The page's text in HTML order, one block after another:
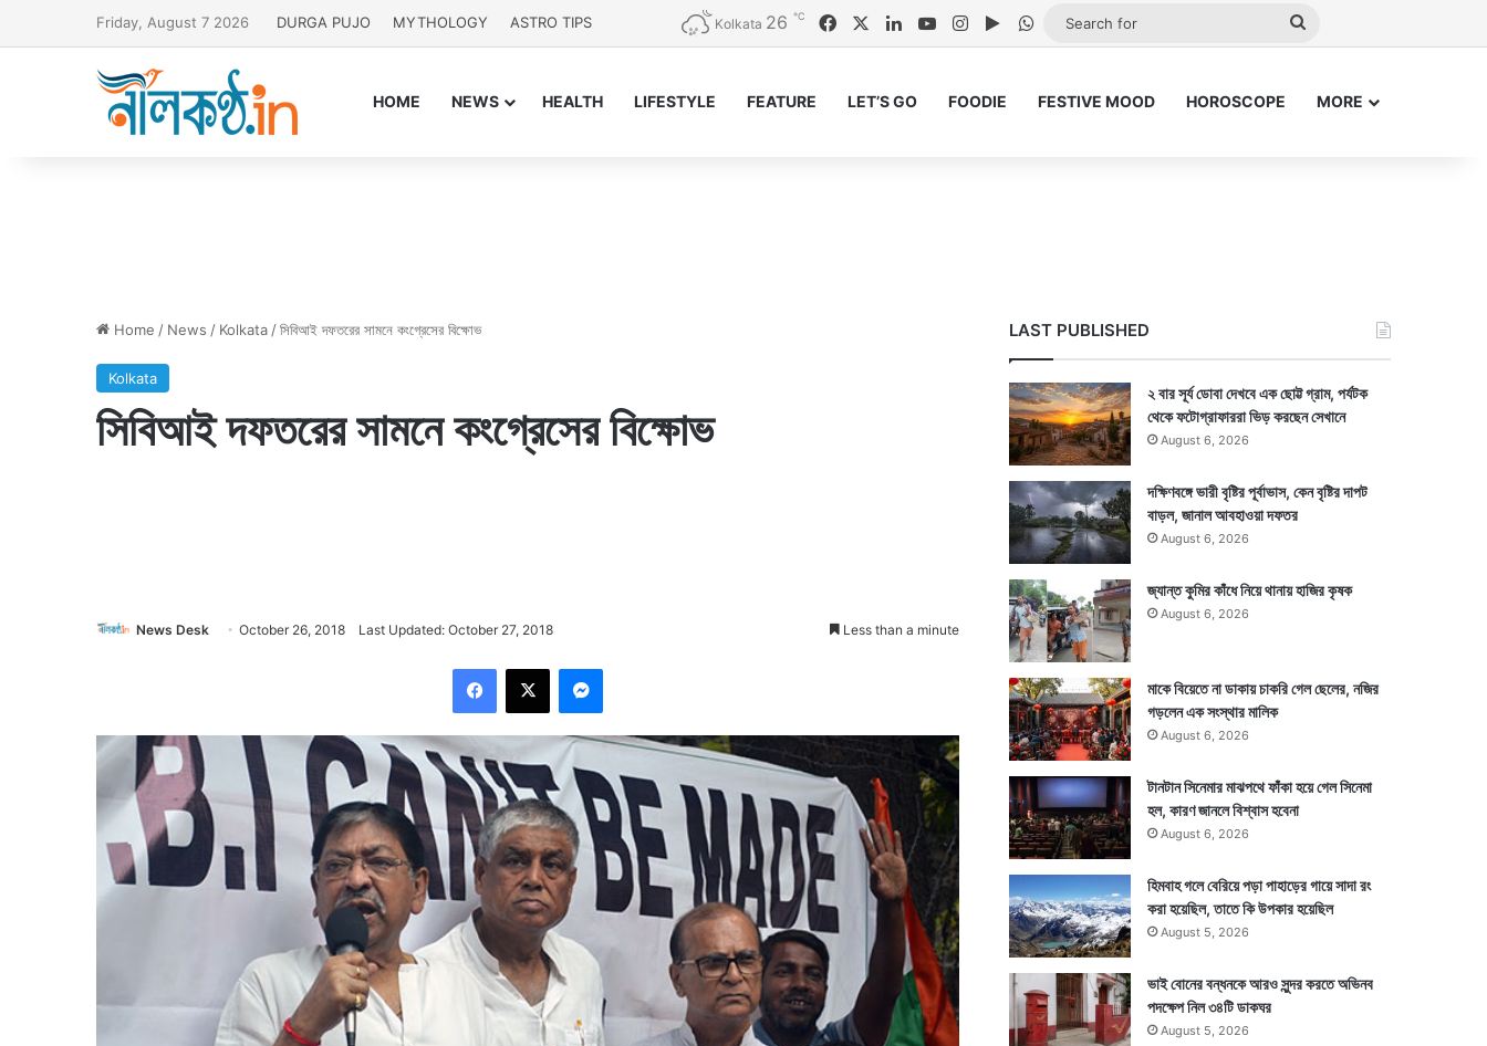
Friday, August 7 2026 DURGA PUJO MYTHOLOGY ASTRO TIPS Kolkata 26 ℃ FacebookLinkedInYouTubeInstagramGoogle Play
WhatsApp
Search
HOME NEWS HEALTH LIFESTYLE FEATURE LET’S GO FOODIE FESTIVE MOOD HOROSCOPE MORE
Home / News / Kolkata /সিবিআই দফতরের সামনে কংগ্রেসের বিক্ষোভ
Kolkata
সিবিআই দফতরের সামনে কংগ্রেসের বিক্ষোভ
News Desk October 26, 2018 Last Updated: October 27, 2018 Less than a minute
LAST PUBLISHED
২ বার সূর্য ডোবা দেখবে এক ছোট্ট গ্রাম, পর্যটক
থেকে ফটোগ্রাফাররা ভিড় করছেন সেখানে
August 6, 2026
দক্ষিণবঙ্গে ভারী বৃষ্টির পূর্বাভাস, কেন বৃষ্টির দাপট
বাড়ল, জানাল আবহাওয়া দফতর
August 6, 2026
জ্যান্ত কুমির কাঁধে নিয়ে থানায় হাজির কৃষক
August 6, 2026
মাকে বিয়েতে না ডাকায় চাকরি গেল ছেলের, নজির
গড়লেন এক সংস্থার মালিক
August 6, 2026
টানটান সিনেমার মাঝপথে ফাঁকা হয়ে গেল সিনেমা
হল, কারণ জানলে বিশ্বাস হবেনা
August 6, 2026
হিমবাহ গলে বেরিয়ে পড়া পাহাড়ের গায়ে সাদা রং
করা হয়েছিল, তাতে কি উপকার হয়েছিল
August 5, 2026
ভাই বোনের বন্ধনকে আরও সুন্দর করতে অভিনব
পদক্ষেপ নিল ৩৪টি ডাকঘর
August 5, 2026